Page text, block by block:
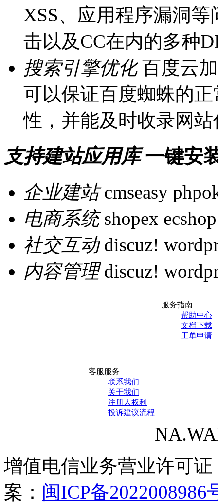
XSS、应用程序漏洞
击以及CC在内的多种
搜索引擎优化 百度云
可以保证百度蜘蛛的
性，并能及时收录网
支持建站应用库 一键安
企业建站 cmseasy
电商系统 shopex ecshop
社交互动 discuz!
内容管理 discuz!
服务指南
帮助中心
文档下载
工单申请
客服服务
联系我们
关于我们
注册人权利
投诉建议流程
增值电信业务营业许可证
案： 闽ICP备2022008986